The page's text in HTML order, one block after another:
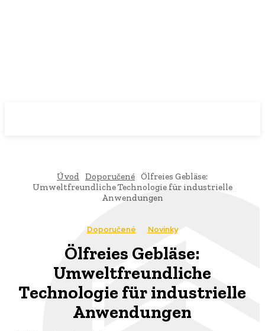
Úvod Doporučené Ölfreies Gebläse:
Umweltfreundliche Technologie für industrielle
Anwendungen
Doporučené Novinky
Ölfreies Gebläse:
Umweltfreundliche
Technologie für industrielle
Anwendungen